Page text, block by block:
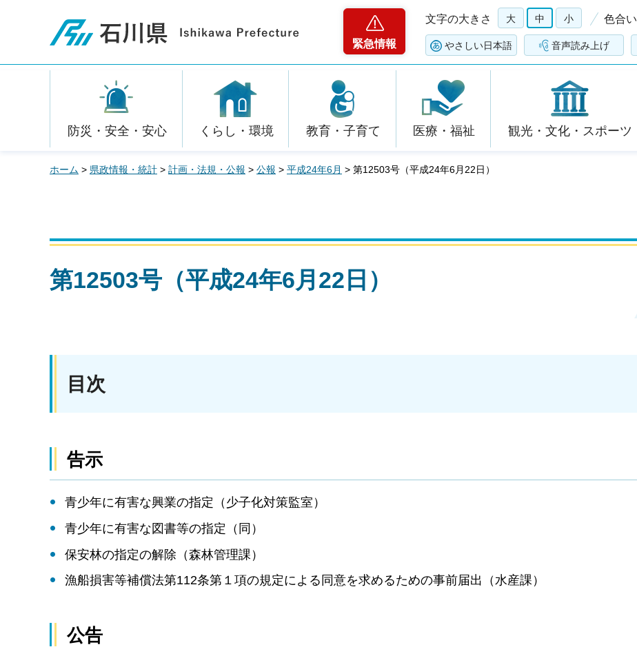
石川県
緊急情報
文字の大きさ 大 中 小 色合い
やさしい日本語 音声読み上げ
防災・安全・安心 くらし・環境 教育・子育て 医療・福祉 観光・文化・スポーツ
ホーム > 県政情報・統計 > 計画・法規・公報 > 公報 > 平成24年6月 > 第12503号（平成24年6月22日）
第12503号（平成24年6月22日）
目次
告示
青少年に有害な興業の指定（少子化対策監室）
青少年に有害な図書等の指定（同）
保安林の指定の解除（森林管理課）
漁船損害等補償法第112条第１項の規定による同意を求めるための事前届出（水産課）
公告